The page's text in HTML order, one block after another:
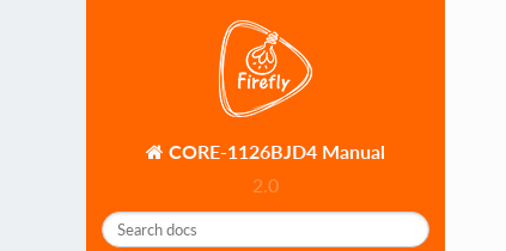
CORE-1126BJD4 Manual
2.0